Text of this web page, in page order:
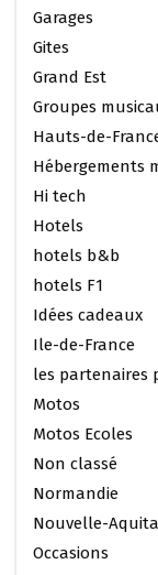
Garages
Gites
Grand Est
Groupes
Hauts-de-
Hébergements
Hi tech
Hotels
hotels b&b
hotels F1
Idées cadeaux
Ile-de-France
les partenaires
Motos
Motos Ecoles
Non classé
Normandie
Nouvelle-
Occasions